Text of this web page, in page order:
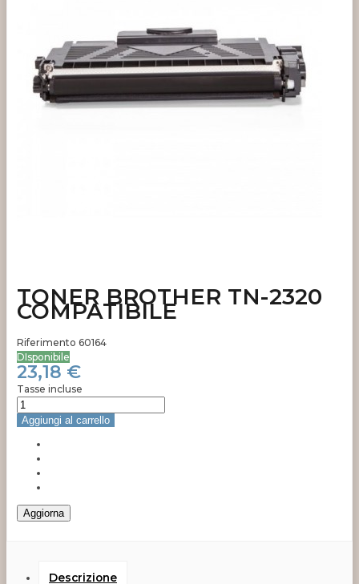
TONER BROTHER TN-2320
COMPATIBILE
Riferimento 60164
DIsponibile
23,18 €
Tasse incluse
Aggiungi al carrello
Descrizione